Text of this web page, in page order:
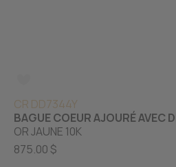
CR DD7344Y
BAGUE COEUR AJOURÉ AVEC
OR JAUNE 10K
875.00 $